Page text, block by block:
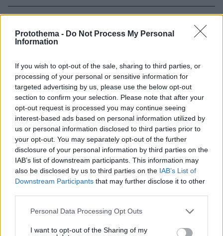
Protothema - Do Not Process My Personal
Information
If you wish to opt-out of the sale, sharing to third parties, or
processing of your personal or sensitive information for
targeted advertising by us, please use the below opt-out
section to confirm your selection. Please note that after your
opt-out request is processed you may continue seeing
interest-based ads based on personal information utilized by
us or personal information disclosed to third parties prior to
your opt-out. You may separately opt-out of the further
disclosure of your personal information by third parties on the
IAB’s list of downstream participants. This information may
also be disclosed by us to third parties on the IAB’s List of
Downstream Participants that may further disclose it to other
Please note that this website/app uses one or more Google
not limited to your visit or usage behaviour. You may click to
Personal Data Processing Opt Outs
I want to opt-out of the Sharing of my
ΔΕΙΤΕ ΟΛΕΣ ΤΙΣ ΕΙΔΗΣΕΙΣ
ΤΑ ΠΙΟ ΔΗΜΟΦΙΛΗ